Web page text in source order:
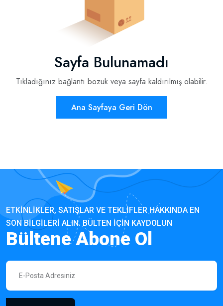
Sayfa Bulunamadı
Tıkladığınız bağlantı bozuk veya sayfa kaldırılmış olabilir.
Ana Sayfaya Geri Dön
ETKINLIKLER, SATIŞLAR VE TEKLIFLER HAKKINDA EN
SON BILGILERI ALIN. BÜLTEN IÇIN KAYDOLUN
Bültene Abone Ol